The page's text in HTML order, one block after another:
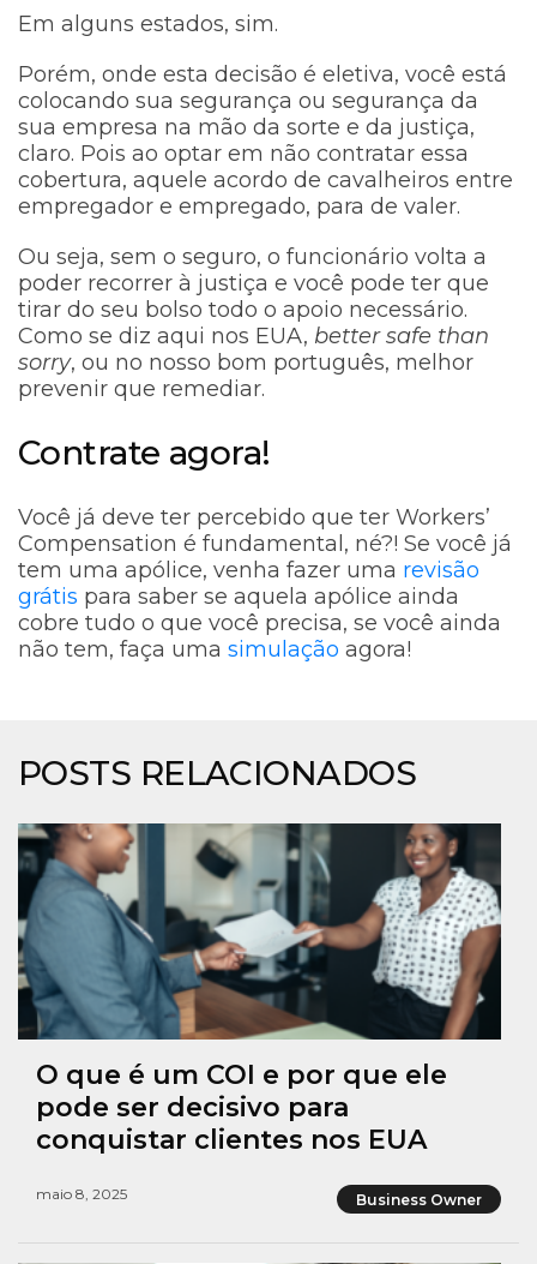
Em alguns estados, sim.
Porém, onde esta decisão é eletiva, você está
colocando sua segurança ou segurança da
sua empresa na mão da sorte e da justiça,
claro. Pois ao optar em não contratar essa
cobertura, aquele acordo de cavalheiros entre
empregador e empregado, para de valer.
Ou seja, sem o seguro, o funcionário volta a
poder recorrer à justiça e você pode ter que
tirar do seu bolso todo o apoio necessário.
Como se diz aqui nos EUA, better safe than
sorry, ou no nosso bom português, melhor
prevenir que remediar.
Contrate agora!
Você já deve ter percebido que ter Workers’
Compensation é fundamental, né?! Se você já
tem uma apólice, venha fazer uma revisão
grátis para saber se aquela apólice ainda
cobre tudo o que você precisa, se você ainda
não tem, faça uma simulação agora!
POSTS RELACIONADOS
O que é um COI e por que ele
pode ser decisivo para
conquistar clientes nos EUA
maio 8, 2025 Business Owner